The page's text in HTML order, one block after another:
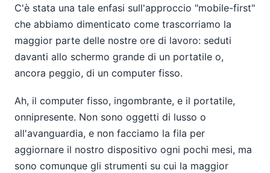
C'è stata una tale enfasi sull'approccio "mobile-first"
che abbiamo dimenticato come trascorriamo la
maggior parte delle nostre ore di lavoro: seduti
davanti allo schermo grande di un portatile o,
ancora peggio, di un computer fisso.
Ah, il computer fisso, ingombrante, e il portatile,
onnipresente. Non sono oggetti di lusso o
all'avanguardia, e non facciamo la fila per
aggiornare il nostro dispositivo ogni pochi mesi, ma
sono comunque gli strumenti su cui la maggior